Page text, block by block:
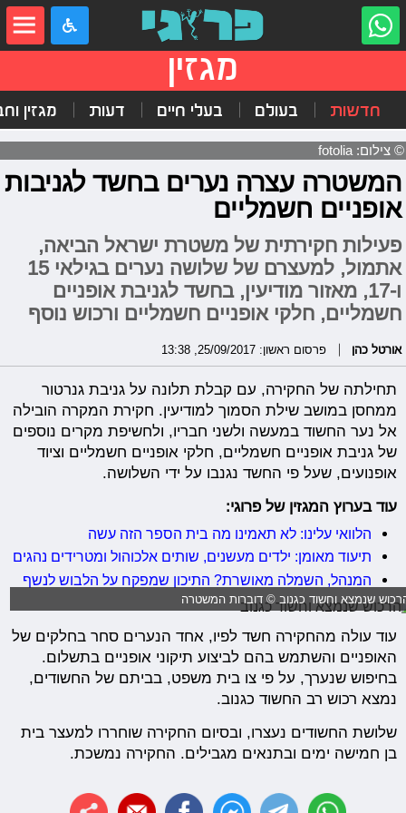
מגזין
חדשות בעולם בעלי חיים דעות מגזין
© צילום: fotolia
המשטרה עצרה נערים בחשד לגניבות
אופניים חשמליים
פעילות חקירתית של משטרת ישראל הביאה,
אתמול, למעצרם של שלושה נערים בגילאי 15
ו-17, מאזור מודיעין, בחשד לגניבת אופניים
חשמליים, חלקי אופניים חשמליים ורכוש נוסף
אורטל כהן פרסום ראשון: 25/09/2017, 13:38
תחילתה של החקירה, עם קבלת תלונה על גניבת גנרטור
ממחסן במושב שילת הסמוך למודיעין. חקירת המקרה הובילה
אל נער החשוד במעשה ולשני חבריו, ולחשיפת מקרים נוספים
של גניבת אופניים חשמליים, חלקי אופניים חשמליים וציוד
אופנועים, שעל פי החשד נגנבו על ידי השלושה.
עוד בערוץ המגזין של פרוגי:
הלוואי עלינו: לא תאמינו מה בית הספר הזה עשה
תיעוד מאומן: ילדים מעשנים, שותים אלכוהול ומטרידים נהגים
המנהל, השמלה מאושרת? התיכון שמפקח על הלבוש לנשף
שנמצא וחשוד כגנוב © דוברות המשטרה
עוד עולה מהחקירה חשד לפיו, אחד הנערים סחר בחלקים של
האופניים והשתמש בהם לביצוע תיקוני אופניים בתשלום.
בחיפוש שנערך, על פי צו בית משפט, בביתם של החשודים,
נמצא רכוש רב החשוד כגנוב.
שלושת החשודים נעצרו, ובסיום החקירה שוחררו למעצר בית
בן חמישה ימים ובתנאים מגבילים. החקירה נמשכת.